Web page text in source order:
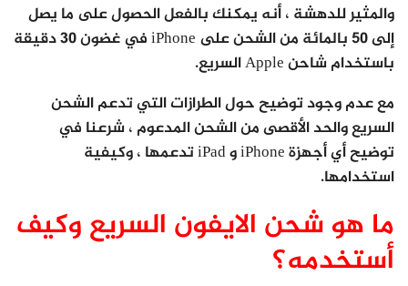
والمثير للدهشة ، أنه يمكنك بالفعل الحصول على ما يصل
إلى 50 بالمائة من الشحن على iPhone في غضون 30 دقيقة
باستخدام شاحن Apple السريع.
مع عدم وجود توضيح حول الطرازات التي تدعم الشحن
السريع والحد الأقصى من الشحن المدعوم ، شرعنا في
توضيح أي أجهزة iPhone و iPad تدعمها ، وكيفية
استخدامها.
ما هو شحن الايفون السريع وكيف
أستخدمه؟